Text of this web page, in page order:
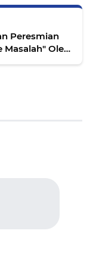
Peresmian
Masalah" Oleh